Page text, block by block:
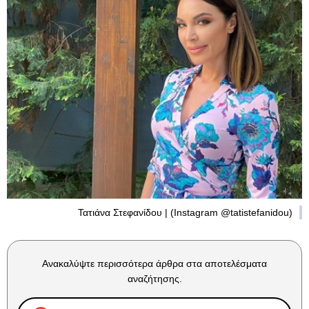
Τατιάνα Στεφανίδου | (Instagram @tatistefanidou)
Ανακαλύψτε περισσότερα άρθρα στα αποτελέσματα
αναζήτησης.